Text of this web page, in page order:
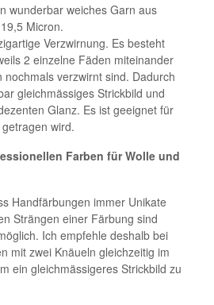
wunderbar weiches Garn aus
Micron.
Verzwirnung. Es besteht
2 einzelne Fäden miteinander
verzwirnt sind. Dadurch
gleichmässiges Strickbild und
Glanz. Es ist geeignet für
wird.
Farben für Wolle und
Handfärbungen immer Unikate
Strängen einer Färbung sind
Ich empfehle deshalb bei
mit zwei Knäueln gleichzeitig im
ein gleichmässigeres Strickbild zu